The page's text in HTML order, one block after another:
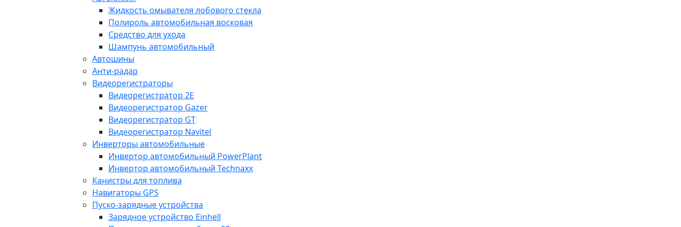
Жидкость омывателя лобового стекла
Полироль автомобильная восковая
Средство для ухода
Шампунь автомобильный
Автошины
Анти-радар
Видеорегистраторы
Видеорегистратор 2E
Видеорегистратор Gazer
Видеорегистратор GT
Видеорегистратор Navitel
Инверторы автомобильные
Инвертор автомобильный PowerPlant
Инвертор автомобильный Technaxx
Канистры для топлива
Навигаторы GPS
Пуско-зарядные устройства
Зарядное устройство Einhell